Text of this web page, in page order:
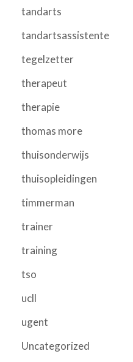
tandarts
tandartsassistente
tegelzetter
therapeut
therapie
thomas more
thuisonderwijs
thuisopleidingen
timmerman
trainer
training
tso
ucll
ugent
Uncategorized